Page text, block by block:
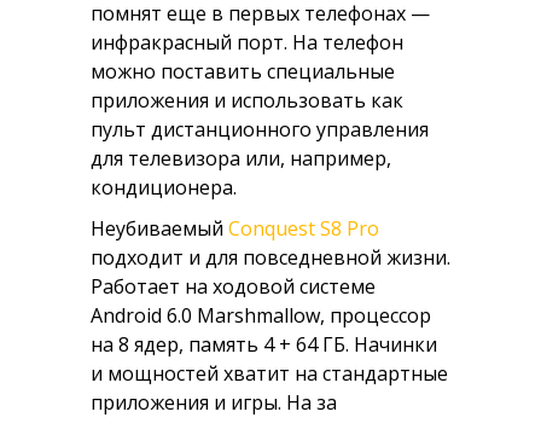
помнят еще в первых телефонах —
инфракрасный порт. На телефон
можно поставить специальные
приложения и использовать как
пульт дистанционного управления
для телевизора или, например,
кондиционера.
Неубиваемый Conquest S8 Pro
подходит и для повседневной жизни.
Работает на ходовой системе
Android 6.0 Marshmallow, процессор
на 8 ядер, память 4 + 64 ГБ. Начинки
и мощностей хватит на стандартные
приложения и игры. На за